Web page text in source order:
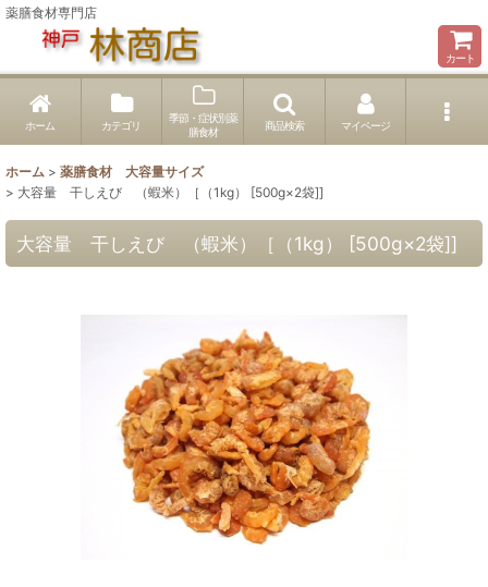
薬膳食材専門店
カート
ホーム カテゴリ
季節・症状別薬
膳食材
商品検索 マイページ
ホーム > 薬膳食材 大容量サイズ
> 大容量 干しえび （蝦米）［（1kg） [500g×2袋]]
大容量 干しえび （蝦米）［（1kg） [500g×2袋]]